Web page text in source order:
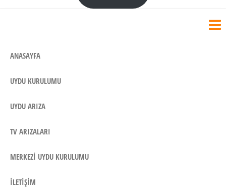
ANASAYFA
UYDU KURULUMU
UYDU ARIZA
TV ARIZALARI
MERKEZI UYDU KURULUMU
İLETIŞIM